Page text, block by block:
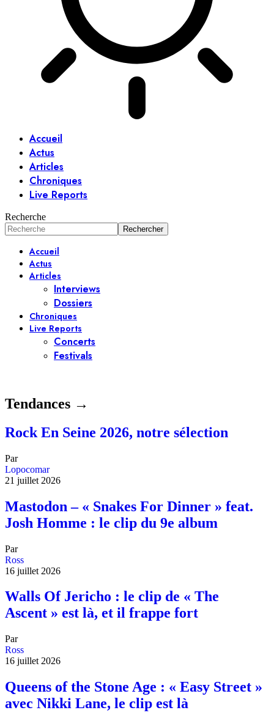
Accueil
Actus
Articles
Chroniques
Live Reports
Recherche
Accueil
Actus
Articles
Interviews
Dossiers
Chroniques
Live Reports
Concerts
Festivals
Tendances →
Rock En Seine 2026, notre sélection
Par
Lopocomar
21 juillet 2026
Mastodon – « Snakes For Dinner » feat.
Josh Homme : le clip du 9e album
Par
Ross
16 juillet 2026
Walls Of Jericho : le clip de « The
Ascent » est là, et il frappe fort
Par
Ross
16 juillet 2026
Queens of the Stone Age : « Easy Street »
avec Nikki Lane, le clip est là